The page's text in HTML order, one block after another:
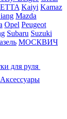
Kaiyi Kamaz
Mazda
Opel Peugeot
Subaru Suzuki
МОСКВИЧ
для руля